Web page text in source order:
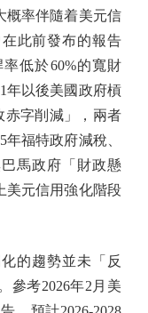
率伴隨着美元信
此前發布的報告
低於60%的寬財
年以後美國政府槓
赤字削減」，兩者
福特政府減稅、
馬政府「財政懸
美元信用強化階段
的趨勢並未「反
參考2026年2月美